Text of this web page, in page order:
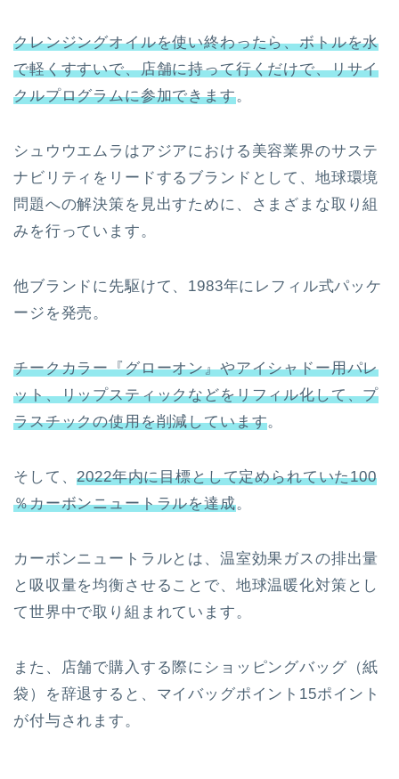
クレンジングオイルを使い終わったら、ボトルを水
で軽くすすいで、店舗に持って行くだけで、リサイ
クルプログラムに参加できます。
シュウウエムラはアジアにおける美容業界のサステ
ナビリティをリードするブランドとして、地球環境
問題への解決策を見出すために、さまざまな取り組
みを行っています。
他ブランドに先駆けて、1983年にレフィル式パッケ
ージを発売。
チークカラー『グローオン』やアイシャドー用パレ
ット、リップスティックなどをリフィル化して、プ
ラスチックの使用を削減しています。
そして、2022年内に目標として定められていた100
％カーボンニュートラルを達成。
カーボンニュートラルとは、温室効果ガスの排出量
と吸収量を均衡させることで、地球温暖化対策とし
て世界中で取り組まれています。
また、店舗で購入する際にショッピングバッグ（紙
袋）を辞退すると、マイバッグポイント15ポイント
が付与されます。